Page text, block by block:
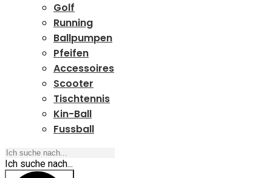
Golf
Running
Ballpumpen
Pfeifen
Accessoires
Scooter
Tischtennis
Kin-Ball
Fussball
Ich suche nach...